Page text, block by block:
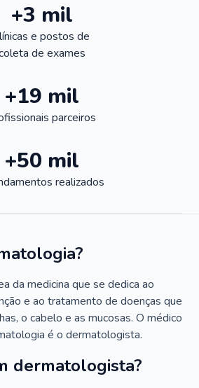
+3 mil
e postos de
de exames
+19 mil
parceiros
+50 mil
realizados
da medicina que se dedica ao
e ao tratamento de doenças que
o cabelo e as mucosas. O médico
é o dermatologista.
dermatologista?